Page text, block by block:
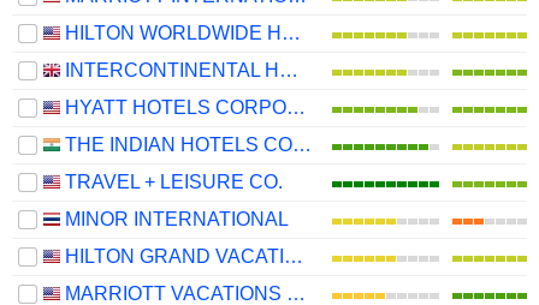
HILTON WORLDWIDE HOLDINGS INC.
INTERCONTINENTAL HOTELS GROUP PLC
HYATT HOTELS CORPORATION
THE INDIAN HOTELS COMPANY LIMITED
TRAVEL + LEISURE CO.
MINOR INTERNATIONAL
HILTON GRAND VACATIONS INC.
MARRIOTT VACATIONS WORLDWIDE CORPORATION